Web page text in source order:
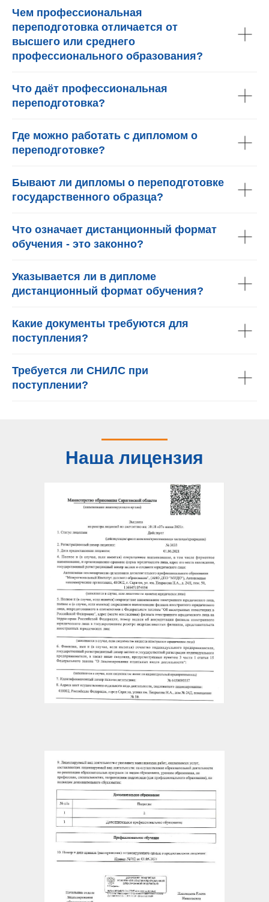
Чем профессиональная
переподготовка отличается от
высшего или среднего
профессионального образования?
Что даёт профессиональная
переподготовка?
Где можно работать с дипломом о
переподготовке?
Бывают ли дипломы о переподготовке
государственного образца?
Что означает дистанционный формат
обучения - это законно?
Указывается ли в дипломе
дистанционный формат обучения?
Какие документы требуются для
поступления?
Требуется ли СНИЛС при
поступлении?
Наша лицензия